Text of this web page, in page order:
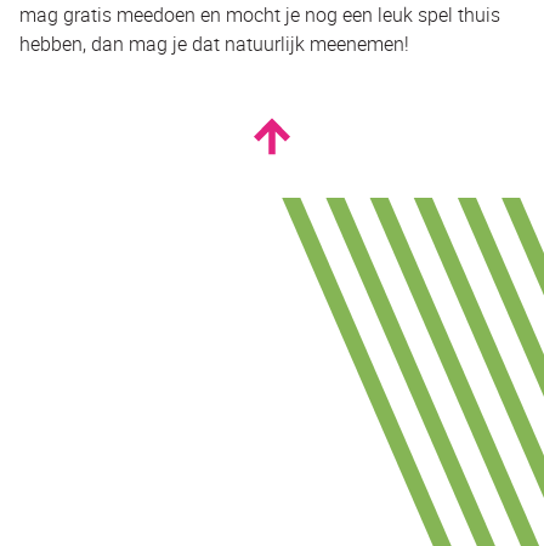
mag gratis meedoen en mocht je nog een leuk spel thuis
hebben, dan mag je dat natuurlijk meenemen!